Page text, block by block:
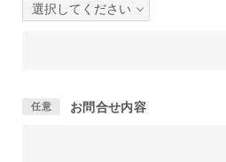
任意 お問合せ内容